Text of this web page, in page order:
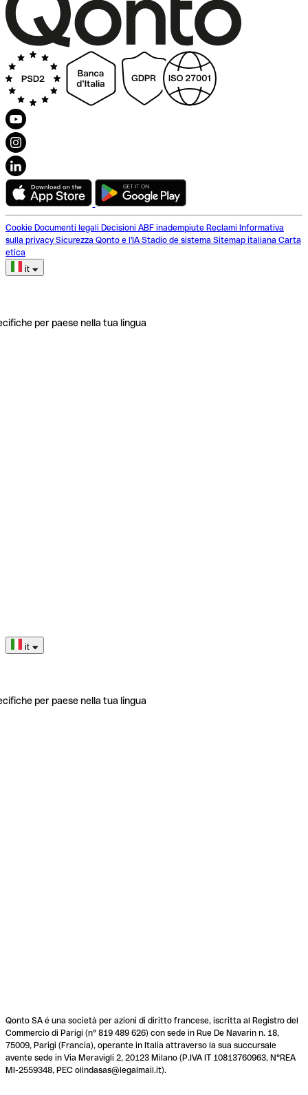
Cookie Documenti legali Decisioni ABF inadempiute Reclami Informativa
sulla privacy Sicurezza Qonto e l'IA Stadio de sistema Sitemap italiana Carta
etica
it
per paese nella tua lingua
it
per paese nella tua lingua
Qonto SA é una società per azioni di diritto francese, iscritta al Registro del
Commercio di Parigi (n° 819 489 626) con sede in Rue De Navarin n. 18,
75009, Parigi (Francia), operante in Italia attraverso la sua succursale
avente sede in Via Meravigli 2, 20123 Milano (P.IVA IT 10813760963, N°REA
MI-2559348, PEC olindasas@legalmail.it).